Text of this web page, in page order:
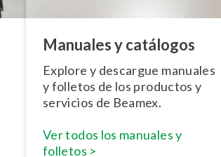
Manuales y catálogos
Explore y descargue manuales
y folletos de los productos y
servicios de Beamex.
Ver todos los manuales y
folletos >